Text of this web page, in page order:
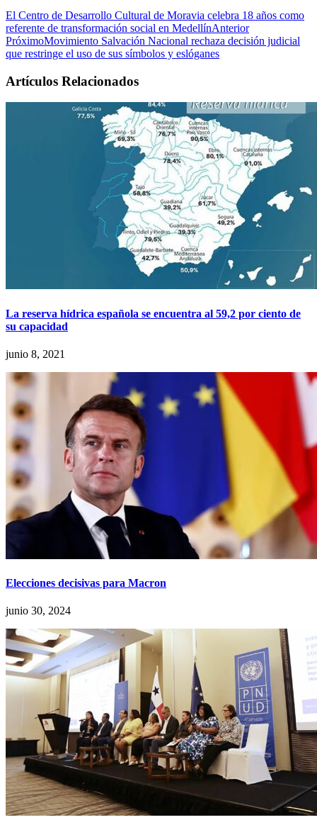
El Centro de Desarrollo Cultural de Moravia celebra 18 años como
referente de transformación social en MedellínAnterior
PróximoMovimiento Salvación Nacional rechaza decisión judicial
que restringe el uso de sus símbolos y eslóganes
Artículos Relacionados
La reserva hídrica española se encuentra al 59,2 por ciento de
su capacidad
junio 8, 2021
Elecciones decisivas para Macron
junio 30, 2024